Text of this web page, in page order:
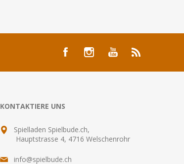
KONTAKTIERE UNS
Spielladen Spielbude.ch,
Hauptstrasse 4, 4716 Welschenrohr
info@spielbude.ch